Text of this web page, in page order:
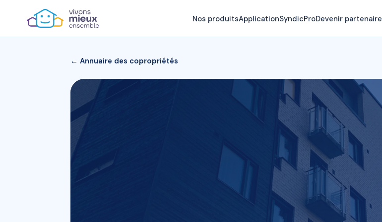
Nos produitsApplicationSyndicProDevenir partenaire
← Annuaire des copropriétés